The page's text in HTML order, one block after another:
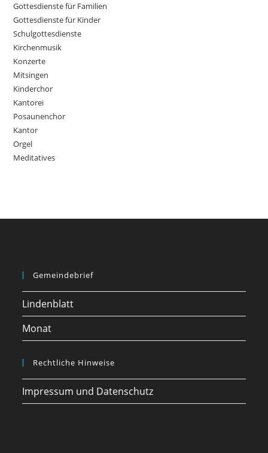
Gottesdienste für Familien
Gottesdienste für Kinder
Schulgottesdienste
Kirchenmusik
Konzerte
Mitsingen
Kinderchor
Kantorei
Posaunenchor
Kantor
Orgel
Meditatives
Gemeindebrief
Lindenblatt
Monat
Rechtliche Hinweise
Impressum und Datenschutz